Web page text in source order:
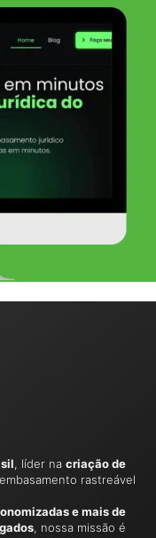
, líder na criação de
rastreável
e mais de
, nossa missão é